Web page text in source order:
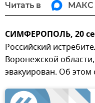
Читать в МАКС
СИМФЕРОПОЛЬ, 20
Российский
Воронежской
эвакуирован. Об